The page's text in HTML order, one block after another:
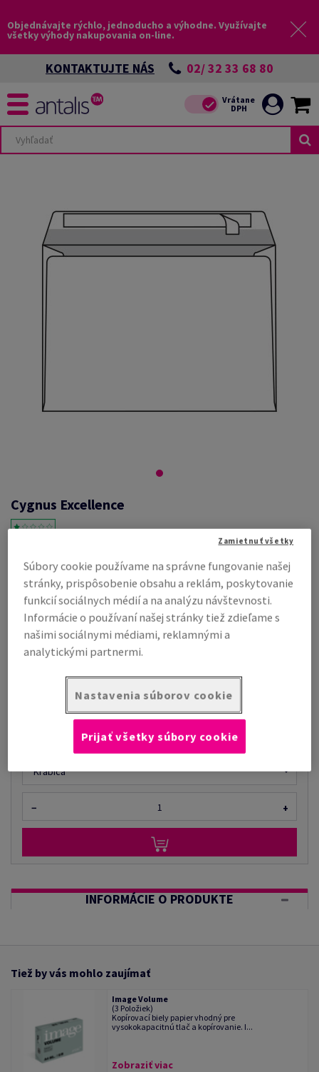
Objednávajte rýchlo, jednoducho a výhodne. Využívajte
všetky výhody nakupovania on-line.
KONTAKTUJTE NÁS 02/ 32 33 68 80
Cygnus Excellence
#374205
obálka DL 110 x 220 mm bez okienka, Cygnus Excellence, biela, strip,
lichobežníková klopa, 100g/m2, bezdrevný ECF, v krabici 500 ks,
farba vnútornej potlače modrá so vzorom
Kompletný popis
OBMEDZENÉ ZÁSOBY
Krabica
− +
INFORMÁCIE O PRODUKTE
Tiež by vás mohlo zaujímať
Image Volume
(3 Položiek)
Kopírovací biely papier vhodný pre
vysokokapacitnú tlač a kopírovanie. I...
Zobraziť viac
Súbory cookie používame na správne fungovanie našej
stránky, prispôsobenie obsahu a reklám, poskytovanie
funkcií sociálnych médií a na analýzu návštevnosti.
Informácie o používaní našej stránky tiež zdieľame s
našimi sociálnymi médiami, reklamnými a
analytickými partnermi.
Nastavenia súborov cookie
Zamietnuť všetky
Prijať všetky súbory cookie